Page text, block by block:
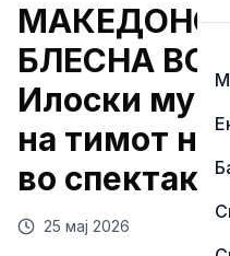
БЛЕСНА ВО
Илоски му
на тимот на
во спектакл
25 мај 2026